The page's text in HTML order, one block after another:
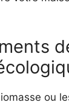
ou